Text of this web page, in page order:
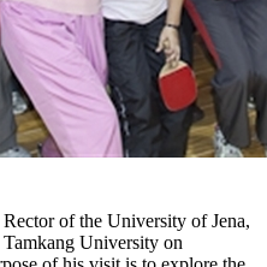
of the University of Jena,
University on